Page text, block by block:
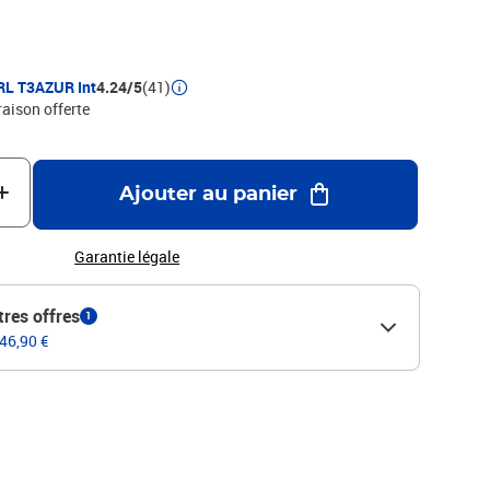
T3AZUR Int4.24/5(41)
offerte
Ajouter au panier
Garantie légale
offres 1
€